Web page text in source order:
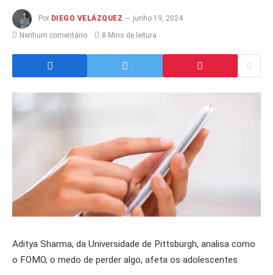
Por DIEGO VELÁZQUEZ
junho 19, 2024
Nenhum comentário
8 Mins de leitura
Aditya Sharma, da Universidade de Pittsburgh, analisa como
o FOMO, o medo de perder algo, afeta os adolescentes